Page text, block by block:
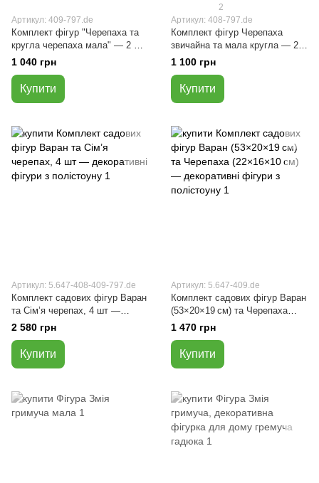
Артикул: 409-797.de
Комплект фігур "Черепаха та
кругла черепаха мала" — 2 шт
(10×16×22 см, 8×11×14 см).
1 040 грн
Купити
2
Артикул: 408-797.de
Комплект фігур Черепаха
звичайна та мала кругла — 2
шт (12×18×23 см, 8×11×14 см)
1 100 грн
Купити
Артикул: 5.647-408-409-797.de
Комплект садових фігур Варан
та Сім’я черепах, 4 шт —
декоративні фігури з
полістоуну
2 580 грн
Купити
Артикул: 5.647-409.de
Комплект садових фігур Варан
(53×20×19 см) та Черепаха
(22×16×10 см) — декоративні
фігури з полістоуну
1 470 грн
Купити